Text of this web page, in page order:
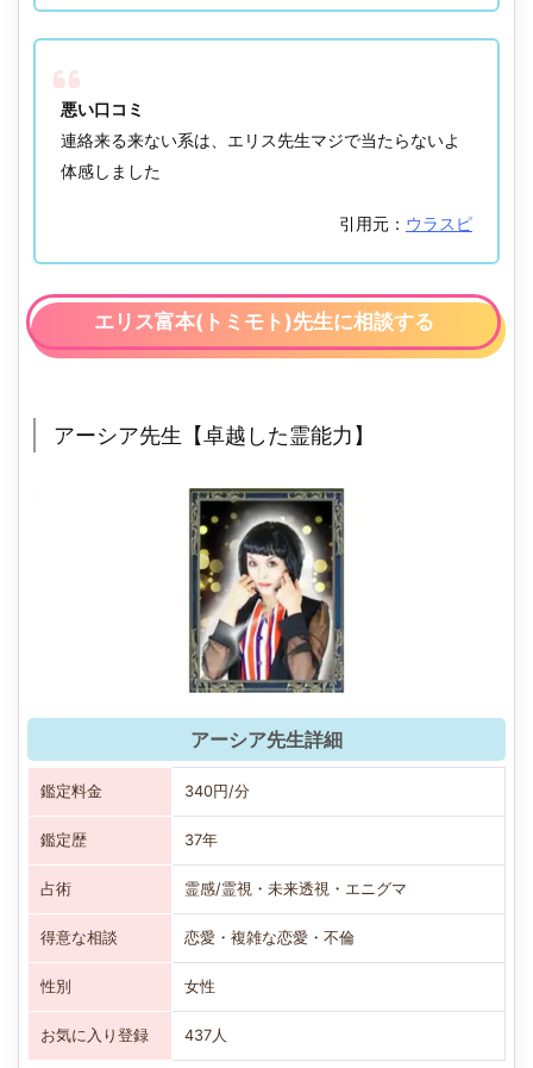
悪い口コミ
連絡来る来ない系は、エリス先生マジで当たらないよ
体感しました
引用元： ウラスピ
エリス富本(トミモト)先生に相談する
アーシア先生【卓越した霊能力】
アーシア先生詳細
鑑定料金 340円/分
鑑定歴 37年
占術 霊感/霊視・未来透視・エニグマ
得意な相談 恋愛・複雑な恋愛・不倫
性別 女性
お気に入り登録 437人